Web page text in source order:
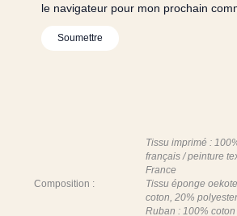
le navigateur pour mon prochain
Composition :
Tissu imprimé :
français / peinture
France
Tissu éponge
coton, 20%
Ruban : 100% coton